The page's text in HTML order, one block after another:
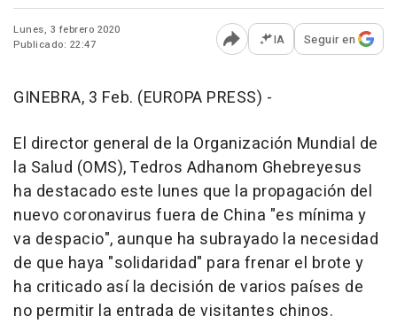
Lunes, 3 febrero 2020
Publicado: 22:47
Abrir opciones para
IA Seguir en
GINEBRA, 3 Feb. (EUROPA PRESS) -
El director general de la Organización Mundial de
la Salud (OMS), Tedros Adhanom Ghebreyesus
ha destacado este lunes que la propagación del
nuevo coronavirus fuera de China "es mínima y
va despacio", aunque ha subrayado la necesidad
de que haya "solidaridad" para frenar el brote y
ha criticado así la decisión de varios países de
no permitir la entrada de visitantes chinos.